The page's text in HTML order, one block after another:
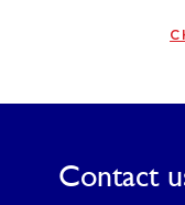
Contact